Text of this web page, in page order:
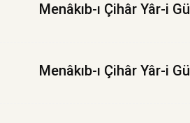
Menâkıb-ı Çihâr Yâr-i
Menâkıb-ı Çihâr Yâr-i